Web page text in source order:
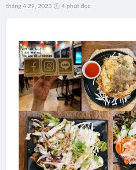
tháng 4 29, 2023 4 phút đọc